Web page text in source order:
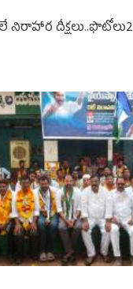
నిరాహార దీక్షలు..ఫొటోలు2